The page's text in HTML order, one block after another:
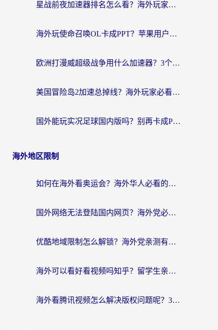
星战前夜加速器排名怎么看？海外玩家国服游戏畅玩终极指南（附欧洲玩跑跑我的起源解决方案）
海外玩使命召唤OL卡成PPT？苹果用户必看：使命召唤OL国外加速器下载苹果版指南
欧洲打漫威超级战争用什么加速器？3个海外游戏卡顿问题一次解决（附实测推荐）
美国冒险岛2加速总掉线？海外玩家必看的国服游戏加速器选择指南
国外能玩实况足球国内版吗？别再卡成PPT！海外党国服游戏加速全攻略
海外地区限制
如何在海外看奥运会？海外华人必看的体育赛事直播终极指南
国外网络无法登陆国内网页？海外党必看：选对回国加速器实现无缝访问
优酷地域限制怎么解锁？海外党亲测有效的追剧自由指南
海外可以看好看视频吗知乎？留学生亲测有效的回国追剧解决方案
海外看腾讯视频怎么解决版权问题呢？3步让你轻松解锁国内影视自由